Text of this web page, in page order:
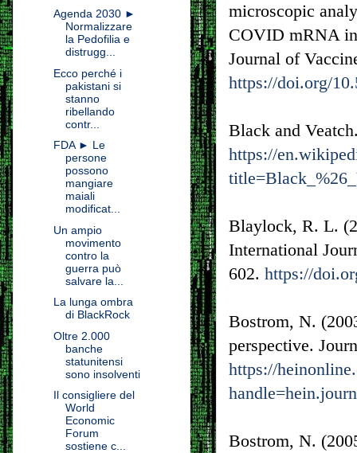
microscopic
COVID mRNA
Journal of
https://doi.org/
Black and
https://
Blaylock, R. L.
International
602. https://
Bostrom, N.
perspective.
https://
Bostrom, N.
Agenda 2030 ►
Normalizzare
la Pedofilia e
distrugg...
Ecco perché i
pakistani si
stanno
ribellando
contr...
FDA ► Le
persone
possono
mangiare
maiali
modificat...
Un ampio
movimento
contro la
guerra può
salvare la...
La lunga ombra
di BlackRock
Oltre 2.000
banche
statunitensi
sono insolventi
Il consigliere del
World
Economic
Forum
sostiene c...